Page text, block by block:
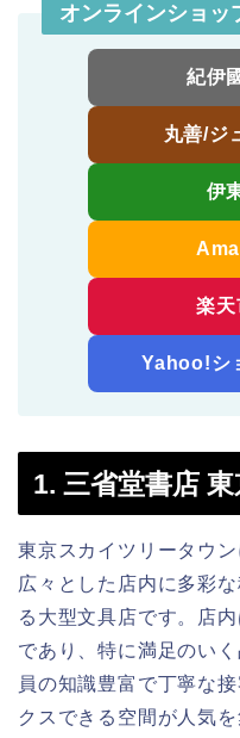
オンラインショッ
紀伊
丸善/ジ
伊
楽天
Yahoo!シ
1. 三省堂書店
東京スカイツリータウ
広々とした店内に多彩
る大型文具店です。店
であり、特に満足のい
員の知識豊富で丁寧な
クスできる空間が人気を